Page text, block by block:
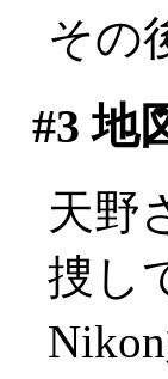
その
#3 地
天野
捜し